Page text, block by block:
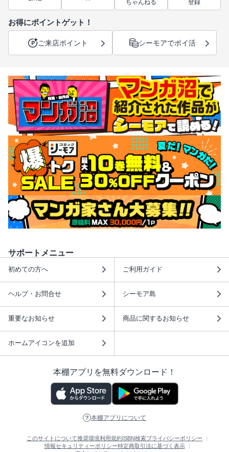
ちゃんねる
登録
お得にポイントゲット！
ご来店ポイント シーモアでポイ活
サポートメニュー
初めての方へ ご利用ガイド
ヘルプ・お問合せ シーモア島
重要なお知らせ 商品に関するお知らせ
ホームアイコンを追加
本棚アプリを無料ダウンロード！
本棚アプリについて
このサイトについて推奨環境利用規約ISBN検索プライバシーポリシー
情報セキュリティーポリシー特定商取引法に基づく表示